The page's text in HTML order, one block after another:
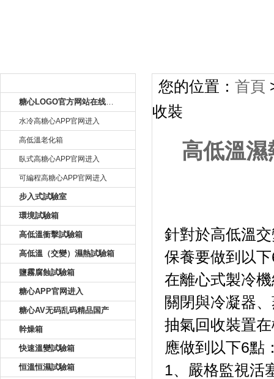
糖心LOGO官方网站在线观看
水冷高糖心APP官网进入
高低溫老化箱
臥式高糖心APP官网进入
可編程高糖心APP官网进入
步入式試驗室
環境試驗箱
高低溫衝擊試驗箱
高低溫（交變）濕熱試驗箱
鹽霧腐蝕試驗箱
糖心APP官网进入
糖心AV无码乱码精品国产
幹燥箱
快速溫變試驗箱
恒溫恒濕試驗箱
您的位置： 首頁
收裝
高低溫
針對於高低溫
保養要做到以下6
在離心式製冷機
關閉與冷凝器
抽氣回收裝置在
應做到以下6點
1、嚴格監視